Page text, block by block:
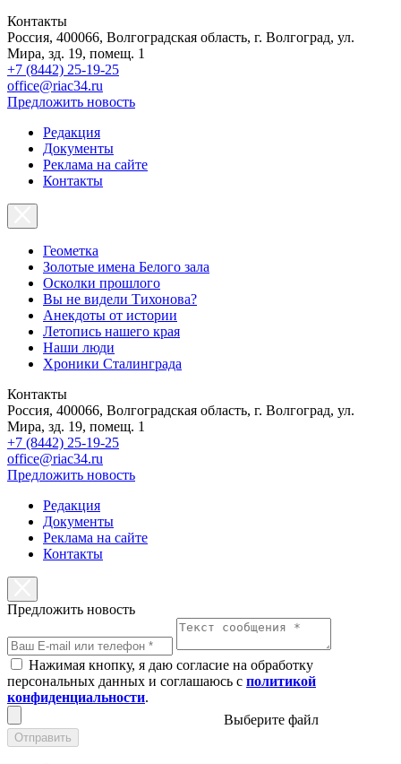
Контакты
Россия, 400066, Волгоградская область, г. Волгоград, ул.
Мира, зд. 19, помещ. 1
+7 (8442) 25-19-25
office@riac34.ru
Предложить новость
Редакция
Документы
Реклама на сайте
Контакты
Геометка
Золотые имена Белого зала
Осколки прошлого
Вы не видели Тихонова?
Анекдоты от истории
Летопись нашего края
Наши люди
Хроники Сталинграда
Контакты
Россия, 400066, Волгоградская область, г. Волгоград, ул.
Мира, зд. 19, помещ. 1
+7 (8442) 25-19-25
office@riac34.ru
Предложить новость
Редакция
Документы
Реклама на сайте
Контакты
Предложить новость
Нажимая кнопку, я даю согласие на обработку
персональных данных и соглашаюсь с политикой
конфиденциальности.
Выберите файл
Отправить